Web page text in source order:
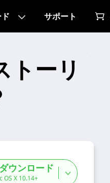
サポート
トーリ
ウンロード
OS X 10.14+